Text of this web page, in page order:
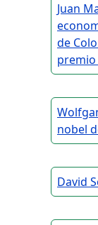
Juan
de
premio
nobel
David